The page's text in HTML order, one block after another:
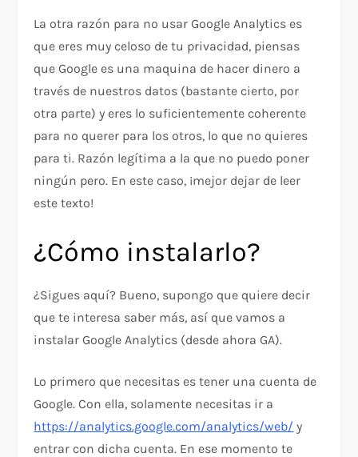
La otra razón para no usar Google Analytics es
que eres muy celoso de tu privacidad, piensas
que Google es una maquina de hacer dinero a
través de nuestros datos (bastante cierto, por
otra parte) y eres lo suficientemente coherente
para no querer para los otros, lo que no quieres
para ti. Razón legítima a la que no puedo poner
ningún pero. En este caso, ¡mejor dejar de leer
este texto!
¿Cómo instalarlo?
¿Sigues aquí? Bueno, supongo que quiere decir
que te interesa saber más, así que vamos a
instalar Google Analytics (desde ahora GA).
Lo primero que necesitas es tener una cuenta de
Google. Con ella, solamente necesitas ir a
https://analytics.google.com/analytics/web/ y
entrar con dicha cuenta. En ese momento te